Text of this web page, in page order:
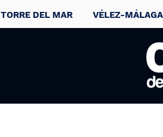
TORRE DEL MAR VÉLEZ-MÁLAGA